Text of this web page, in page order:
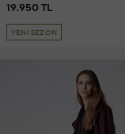
19.950 TL
YENİ SEZON